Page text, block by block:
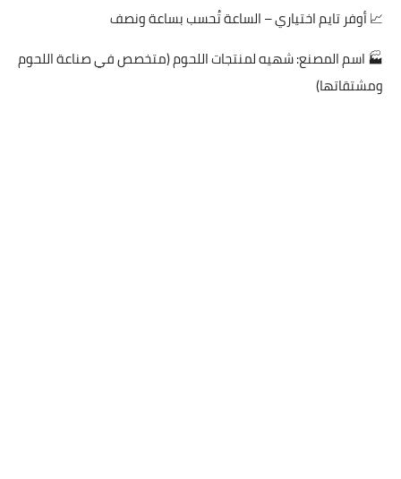
📈 أوفر تايم اختياري – الساعة تُحسب بساعة ونصف
🏭 اسم المصنع: شهيه لمنتجات اللحوم (متخصص في صناعة اللحوم
ومشتقاتها)